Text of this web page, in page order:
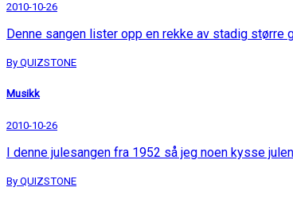
2010-10-26
Denne sangen lister opp en rekke av stadig større
By QUIZSTONE
Musikk
2010-10-26
I denne julesangen fra 1952 så jeg noen kysse
By QUIZSTONE